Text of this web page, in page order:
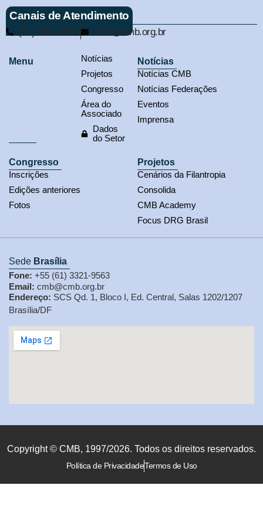
Canais de Atendimento
(61) 3321-9563 cmb@cmb.org.br
Menu
Notícias
Projetos
Congresso
Área do
Associado
Dados
do Setor
Notícias
Notícias CMB
Notícias Federações
Eventos
Imprensa
Congresso
Inscrições
Edições anteriores
Fotos
Projetos
Cenários da Filantropia
Consolida
CMB Academy
Focus DRG Brasil
Sede Brasília
Fone: +55 (61) 3321-9563
Email: cmb@cmb.org.br
Endereço: SCS Qd. 1, Bloco I, Ed. Central, Salas 1202/1207
Brasília/DF
Copyright © CMB, 1997/2026. Todos os direitos reservados.
Política de PrivacidadeTermos de Uso